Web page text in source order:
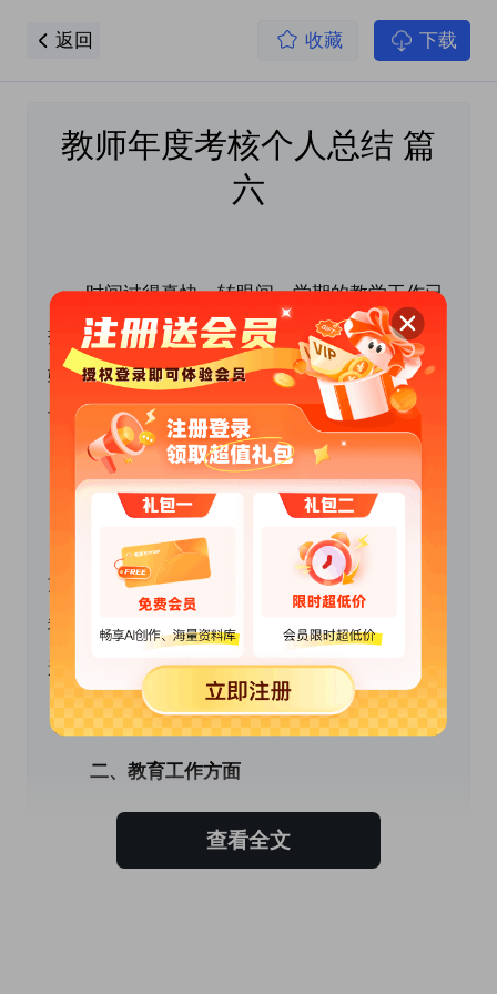
返回 收藏 下载
教师年度考核个人总结 篇
六
时间过得真快，转眼间一学期的教学工作已
接近尾声，为了更好地做好今后的工作，总结经
验、吸取教训，本人特就这学期的工作小结如
下：
一、思想工作方面
俗话说：“活到老，学到老”，本人一向在各
方面严格要求自我，努力地提高自我，以便使自
我更快地适应社会发展的形势。透过阅读超多的
道德修养书籍，勇于解剖自我，分析自我，正视
自我，提高自身素质。
二、教育工作方面
这学期，本人担任教学工作，班级人数众
多，又面临着新课程改革。应对首次接触的教
查看全文